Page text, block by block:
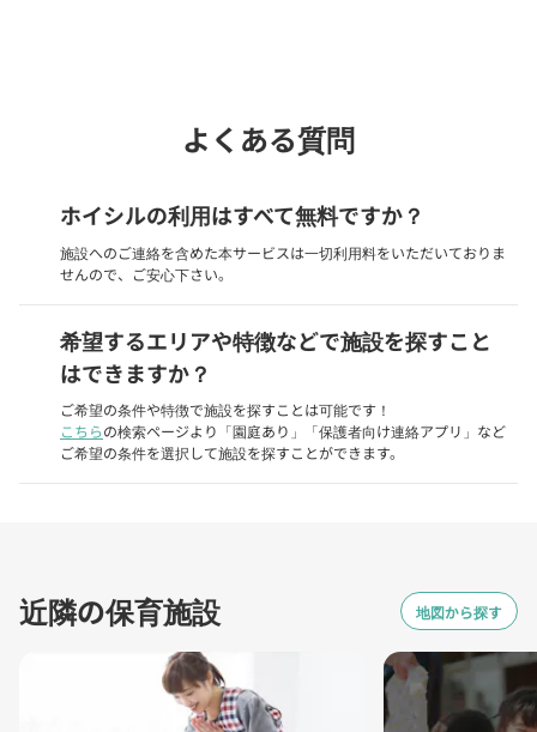
よくある質問
ホイシルの利用はすべて無料ですか？
施設へのご連絡を含めた本サービスは一切利用料をいただいておりま
せんので、ご安心下さい。
希望するエリアや特徴などで施設を探すこと
はできますか？
ご希望の条件や特徴で施設を探すことは可能です！
こちらの検索ページより「園庭あり」「保護者向け連絡アプリ」など
ご希望の条件を選択して施設を探すことができます。
近隣の保育施設 地図から探す